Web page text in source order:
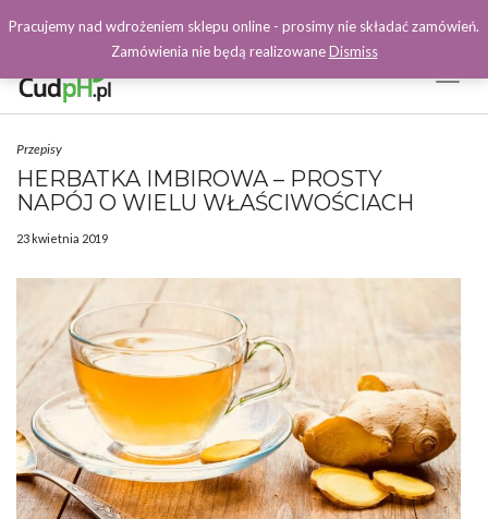
Facebook
Przepisy
HERBATKA IMBIROWA – PROSTY
NAPÓJ O WIELU WŁAŚCIWOŚCIACH
23 kwietnia 2019
Pracujemy nad wdrożeniem sklepu online - prosimy nie składać zamówień.
Zamówienia nie będą realizowaneDismiss